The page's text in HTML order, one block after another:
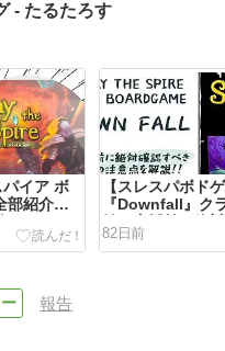
- たるたろす
パイア ボ
部紹介｜
ー
【スレスパボド
『Downfall』ク
始！支援前に絶
つの注意点とプ
82日前
報告